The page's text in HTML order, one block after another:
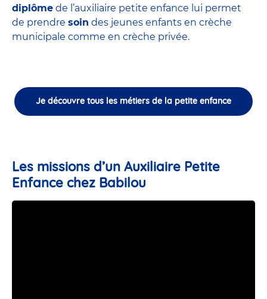
diplôme de l’auxiliaire petite enfance lui permet
de prendre soin des jeunes enfants en crèche
municipale comme en crèche privée.
Je découvre tous les métiers de la petite enfance
Les missions d’un Auxiliaire Petite
Enfance chez Babilou